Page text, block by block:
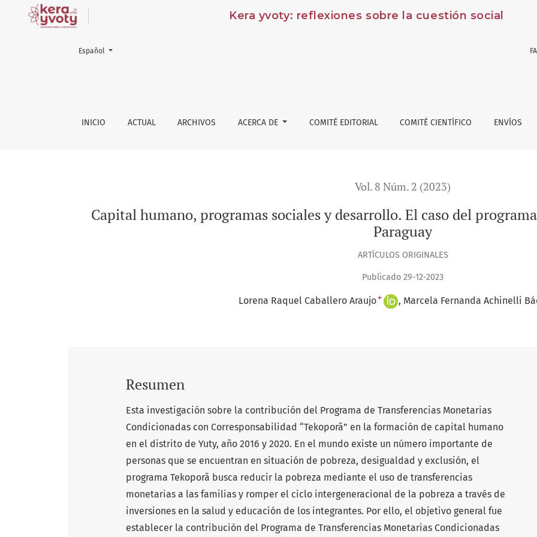
Kera yvoty: reflexiones sobre la cuestión social
Capital humano, programas sociales y desarrollo. El caso del programa Tekoporã en Yuty, Caazapá,
INICIO ACTUAL ARCHIVOS ACERCA DE COMITÉ EDITORIAL COMITÉ CIENTÍFICO ENVÍOS
Cambiar el idioma. El actual es:
Español
Vol. 8 Núm. 2 (2023)
Capital humano, programas sociales y desarrollo. El caso del
Paraguay
ARTÍCULOS ORIGINALES
Publicado 29-12-2023
Lorena Raquel Caballero Araujo+ Marcela Fernanda Achinelli
Resumen
Esta investigación sobre la contribución del Programa de Transferencias Monetarias
Condicionadas con Corresponsabilidad “Tekoporã” en la formación de capital humano
en el distrito de Yuty, año 2016 y 2020. En el mundo existe un número importante de
personas que se encuentran en situación de pobreza, desigualdad y exclusión, el
programa Tekoporã busca reducir la pobreza mediante el uso de transferencias
monetarias a las familias y romper el ciclo intergeneracional de la pobreza a través de
inversiones en la salud y educación de los integrantes. Por ello, el objetivo general fue
establecer la contribución del Programa de Transferencias Monetarias Condicionadas